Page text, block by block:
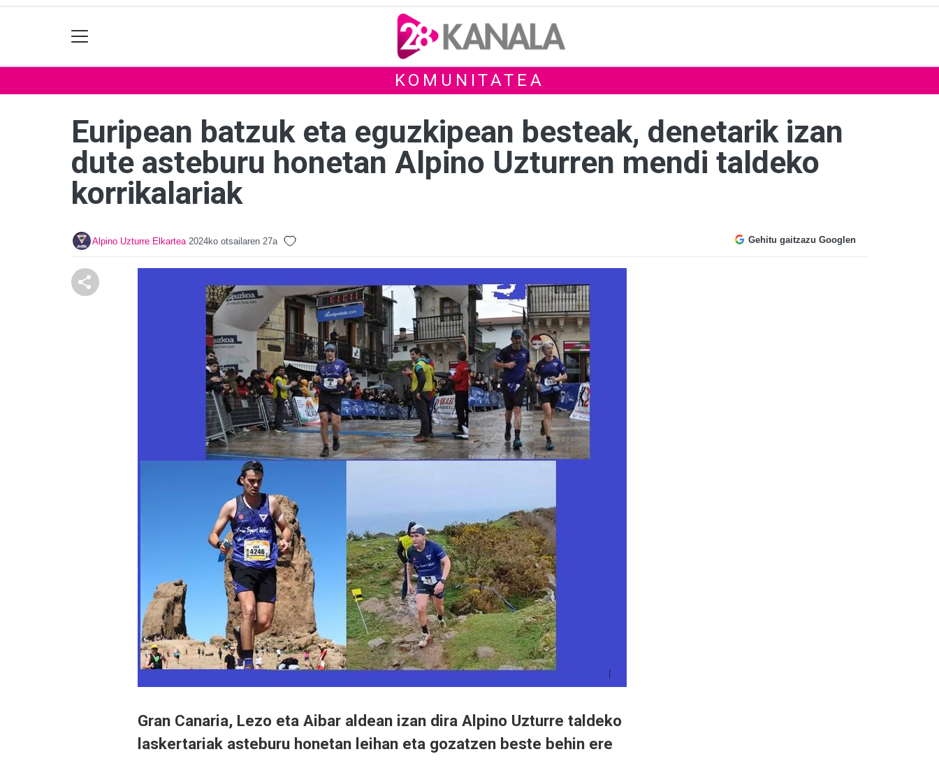
KOMUNITATEA
Euripean batzuk eta eguzkipean besteak, denetarik izan
dute asteburu honetan Alpino Uzturren mendi taldeko
korrikalariak
Alpino Uzturre Elkartea 2024ko otsailaren 27a Gehitu gaitzazu Googlen
Gran Canaria, Lezo eta Aibar aldean izan dira Alpino Uzturre taldeko
laskertariak asteburu honetan leihan eta gozatzen beste behin ere